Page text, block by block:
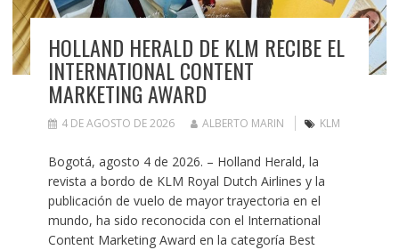
HOLLAND HERALD DE KLM RECIBE EL
INTERNATIONAL CONTENT
MARKETING AWARD
4 DE AGOSTO DE 2026 ALBERTO MARIN KLM
Bogotá, agosto 4 de 2026. – Holland Herald, la
revista a bordo de KLM Royal Dutch Airlines y la
publicación de vuelo de mayor trayectoria en el
mundo, ha sido reconocida con el International
Content Marketing Award en la categoría Best